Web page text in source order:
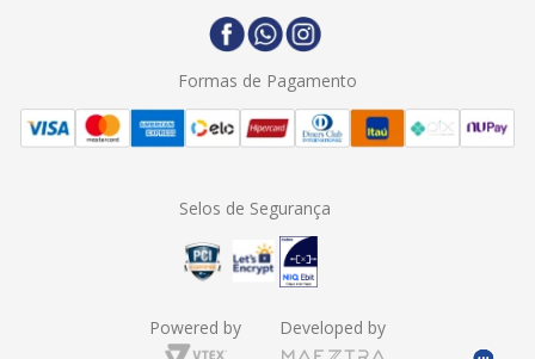
Formas de Pagamento
Selos de Segurança
Powered by Developed by